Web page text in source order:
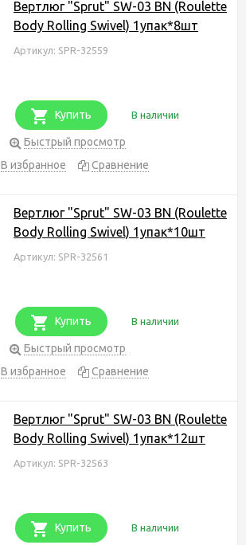
Вертлюг "Sprut" SW-03 BN (Roulette
Body Rolling Swivel) 1упак*8шт
Артикул: SPR-32559
Купить В наличии
Быстрый просмотр
В избранное
Сравнение
Вертлюг "Sprut" SW-03 BN (Roulette
Body Rolling Swivel) 1упак*10шт
Артикул: SPR-32561
Купить В наличии
Быстрый просмотр
В избранное
Сравнение
Вертлюг "Sprut" SW-03 BN (Roulette
Body Rolling Swivel) 1упак*12шт
Артикул: SPR-32563
Купить В наличии